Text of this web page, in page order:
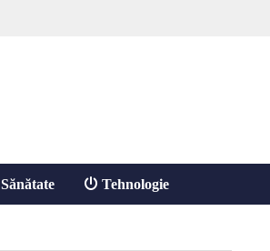
Sănătate Tehnologie